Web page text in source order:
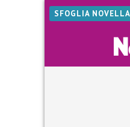
SFOGLIA